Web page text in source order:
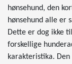
hønsehund, den
hønsehund alle er
Dette er dog ikke
forskellige
karakteristika.